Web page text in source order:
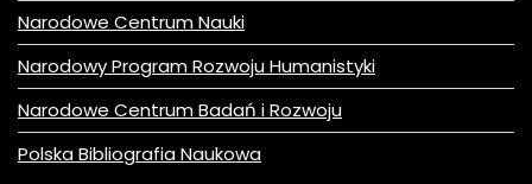
Narodowe Centrum Nauki
Narodowy Program Rozwoju Humanistyki
Narodowe Centrum Badań i Rozwoju
Polska Bibliografia Naukowa